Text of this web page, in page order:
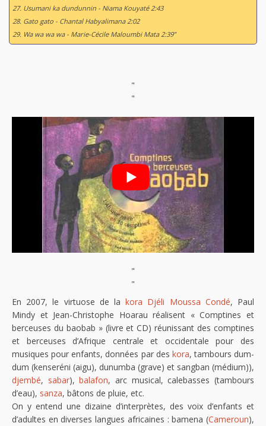
27. Usumani ka dundunnin - Niama Kouyaté 2:43
28. Gato gato - Chantal Habyalimana 2:02
29. Wa wa wa wa - Marie-Cécile Maloumbi Mata 2:39”
"
"
"
"
En 2007, le virtuose de lakora Djéli Moussa Condé, Paul
Mindy et Jean-Christophe Hoarau réalisent « Comptines et
berceuses du baobab » (livre et CD) réunissant des comptines
et berceuses d’Afrique centrale et occidentale pour des
musiques pour enfants, données par des kora, tambours dum-
dum (kenseréni (aigu), dunumba (grave) et sangban (médium)),
djembé, sabar),balafon, arc musical, calebasses (tambours
d’eau), sanza, bâtons de pluie, etc.
On y entend une dizaine d’interprètes, des voix d’enfants et
d’adultes en diverses langues africaines : bamena (Cameroun),